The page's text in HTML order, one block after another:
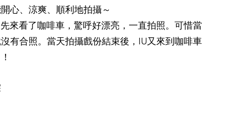
心、涼爽、順利地拍攝～
來看了咖啡車，驚呼好漂亮，一直拍照。可惜當
有合照。當天拍攝戲份結束後，IU又來到咖啡車